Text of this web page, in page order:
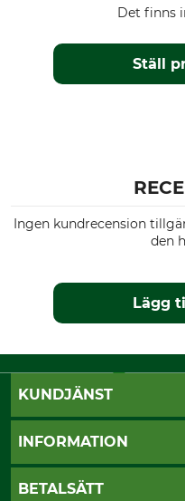
vattenavvisande
Ställ
Det finns
Ingen kundrecension
den
Lägg
KUNDJÄNST
Öppettider
Vanliga frågor
INFORMATION
Butik Vansbro
BETALSÄTT